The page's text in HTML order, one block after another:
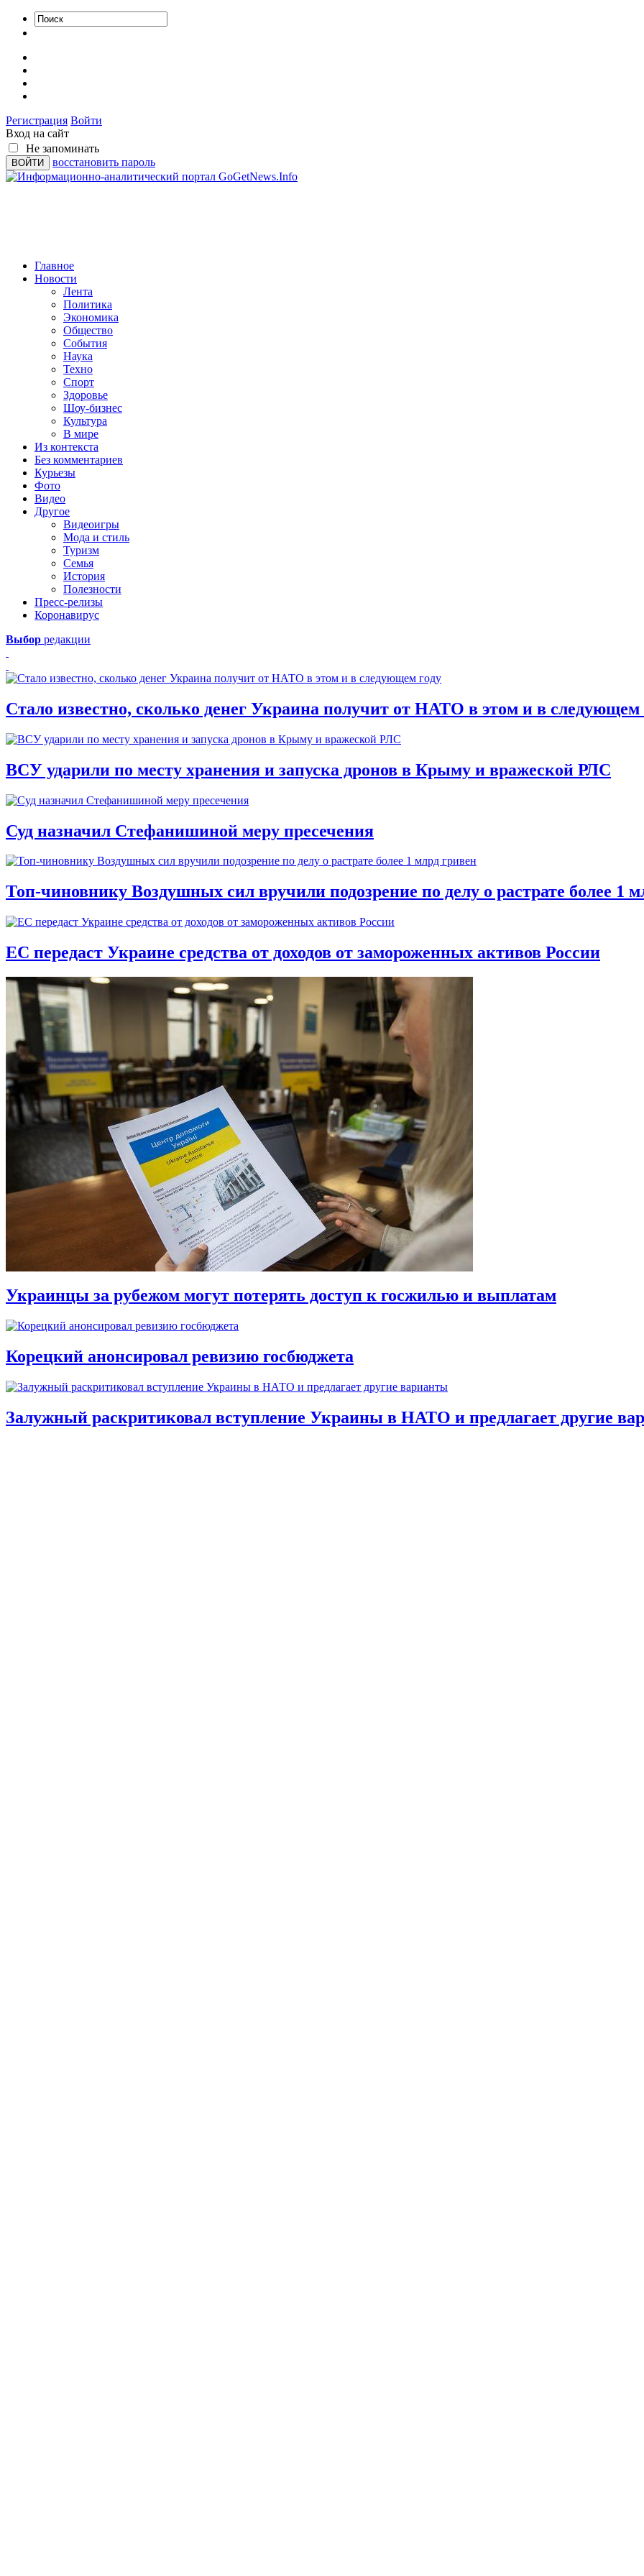
Регистрация Войти
Вход на сайт
Не запоминать
восстановить пароль
Главное
Новости
Лента
Политика
Экономика
Общество
События
Наука
Техно
Спорт
Здоровье
Шоу-бизнес
Культура
В мире
Из контекста
Без комментариев
Курьезы
Фото
Видео
Другое
Видеоигры
Мода и стиль
Туризм
Семья
История
Полезности
Пресс-релизы
Коронавирус
Выбор редакции
Стало известно, сколько денег Украина получит от НАТО в этом и в следующем
ВСУ ударили по месту хранения и запуска дронов в Крыму и вражеской РЛС
Суд назначил Стефанишиной меру пресечения
Топ-чиновнику Воздушных сил вручили подозрение по делу о растрате более 1
ЕС передаст Украине средства от доходов от замороженных активов России
Украинцы за рубежом могут потерять доступ к госжилью и выплатам
Корецкий анонсировал ревизию госбюджета
Залужный раскритиковал вступление Украины в НАТО и предлагает другие